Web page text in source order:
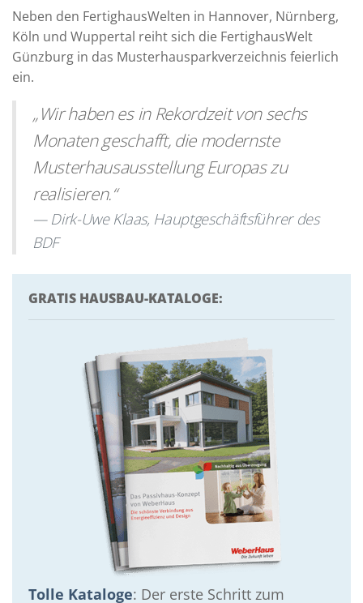
Neben den FertighausWelten in Hannover, Nürnberg,
Köln und Wuppertal reiht sich die FertighausWelt
Günzburg in das Musterhausparkverzeichnis feierlich
ein.
„Wir haben es in Rekordzeit von sechs
Monaten geschafft, die modernste
Musterhausausstellung Europas zu
realisieren.“
Dirk-Uwe Klaas, Hauptgeschäftsführer des
BDF
GRATIS HAUSBAU-KATALOGE:
Tolle Kataloge: Der erste Schritt zum